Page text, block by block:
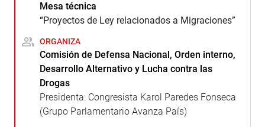
Mesa técnica
“Proyectos de Ley relacionados a Migraciones”
ORGANIZA
Comisión de Defensa Nacional, Orden interno,
Desarrollo Alternativo y Lucha contra las
Drogas
Presidenta: Congresista Karol Paredes Fonseca
(Grupo Parlamentario Avanza País)